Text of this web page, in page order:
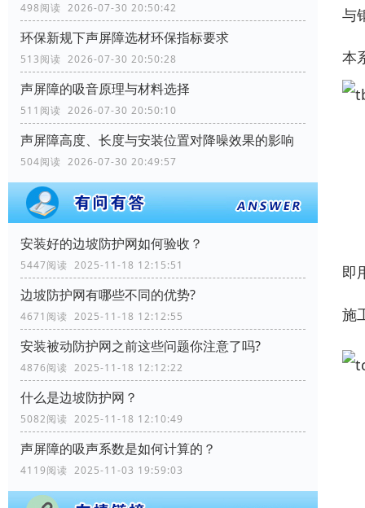
498阅读 2026-07-30 20:50:42
环保新规下声屏障选材环保指标要求
513阅读 2026-07-30 20:50:28
声屏障的吸音原理与材料选择
511阅读 2026-07-30 20:50:10
声屏障高度、长度与安装位置对降噪效果的影响
504阅读 2026-07-30 20:49:57
安装好的边坡防护网如何验收？
5447阅读 2025-11-18 12:15:51
边坡防护网有哪些不同的优势?
4671阅读 2025-11-18 12:12:55
安装被动防护网之前这些问题你注意了吗?
4876阅读 2025-11-18 12:12:22
什么是边坡防护网？
5082阅读 2025-11-18 12:10:49
声屏障的吸声系数是如何计算的？
4119阅读 2025-11-03 19:59:03
与
本
即
施